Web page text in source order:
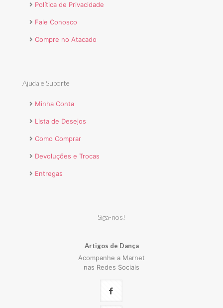
Política de Privacidade
Fale Conosco
Compre no Atacado
Ajuda e Suporte
Minha Conta
Lista de Desejos
Como Comprar
Devoluções e Trocas
Entregas
Siga-nos!
Artigos de Dança
Acompanhe a Marnet
nas Redes Sociais